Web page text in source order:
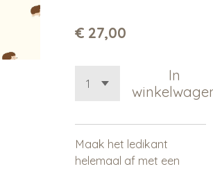
€ 27,00
In
Maak het ledikant
helemaal af met een